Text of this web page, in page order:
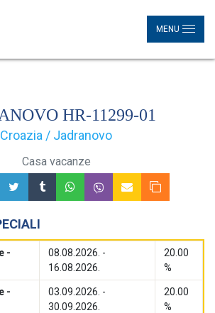
MENU
HR-11299-01
Croazia / Jadranovo
Casa vacanze
-
08.08.2026. -
16.08.2026.
20.00
%
-
03.09.2026. -
30.09.2026.
20.00
%